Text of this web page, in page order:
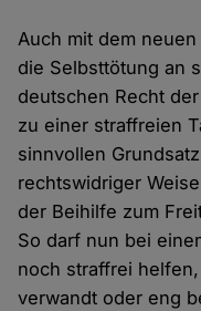
Auch mit dem neuen
die Selbsttötung an
deutschen Recht
zu einer straffreien
sinnvollen
rechtswidriger
der Beihilfe zum
So darf nun bei
noch straffrei
verwandt oder eng